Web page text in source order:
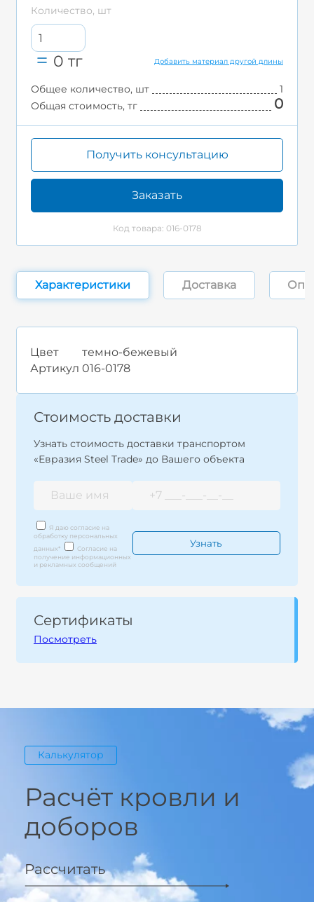
Количество, шт
0 тг Добавить материал другой длины
Общее количество, шт
1
Общая стоимость, тг
0
Получить консультацию
Заказать
Код товара: 016-0178
Характеристики Доставка
Цвет
темно-бежевый
Артикул 016-0178
Стоимость доставки
Узнать стоимость доставки транспортом
«Евразия Steel Trade» до Вашего объекта
Я даю согласие на
обработку персональных
данных*
Согласие на
получение информационных
и рекламных сообщений
Сертификаты
Посмотреть
Калькулятор
Расчёт кровли и
доборов
Рассчитать